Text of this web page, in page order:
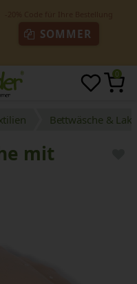
SOMMER
0
Bettwäsche &
mit